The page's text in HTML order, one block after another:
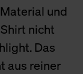
und
nicht
Das
aus reiner